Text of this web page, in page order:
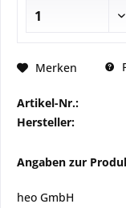
Merken
Artikel-Nr.:
Hersteller:
Angaben zur
heo GmbH